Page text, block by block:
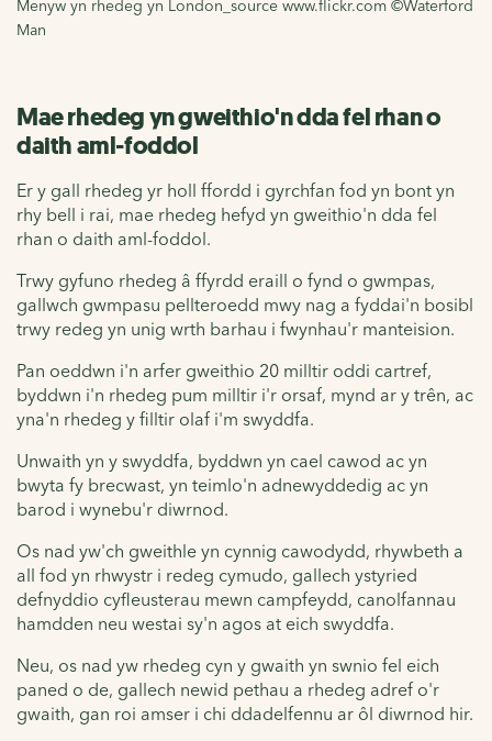
Menyw yn rhedeg yn London_source www.flickr.com ©Waterford
Man
Mae rhedeg yn gweithio'n dda fel rhan o
daith aml-foddol
Er y gall rhedeg yr holl ffordd i gyrchfan fod yn bont yn
rhy bell i rai, mae rhedeg hefyd yn gweithio'n dda fel
rhan o daith aml-foddol.
Trwy gyfuno rhedeg â ffyrdd eraill o fynd o gwmpas,
gallwch gwmpasu pellteroedd mwy nag a fyddai'n bosibl
trwy redeg yn unig wrth barhau i fwynhau'r manteision.
Pan oeddwn i'n arfer gweithio 20 milltir oddi cartref,
byddwn i'n rhedeg pum milltir i'r orsaf, mynd ar y trên, ac
yna'n rhedeg y filltir olaf i'm swyddfa.
Unwaith yn y swyddfa, byddwn yn cael cawod ac yn
bwyta fy brecwast, yn teimlo'n adnewyddedig ac yn
barod i wynebu'r diwrnod.
Os nad yw'ch gweithle yn cynnig cawodydd, rhywbeth a
all fod yn rhwystr i redeg cymudo, gallech ystyried
defnyddio cyfleusterau mewn campfeydd, canolfannau
hamdden neu westai sy'n agos at eich swyddfa.
Neu, os nad yw rhedeg cyn y gwaith yn swnio fel eich
paned o de, gallech newid pethau a rhedeg adref o'r
gwaith, gan roi amser i chi ddadelfennu ar ôl diwrnod hir.